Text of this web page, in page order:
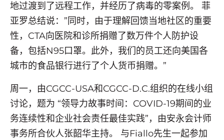
地过渡到了远程工作，并经历了病毒的零案例。 菲
亚罗总结说：”同时，由于理解回馈当地社区的重要
性，CTA向医院和诊所捐赠了数万件个人防护设
备，包括N95口罩。此外，我们的员工还向美国各
城市的食品银行进行了个人货币捐赠。”
周一，由CGCC-USA和CGCC-D.C.组织的在线小组
讨论，题为 “领导力故事时间：COVID-19期间的业
务连续性和企业社会责任最佳实践”，由安永会计师
事务所合伙人张韶华主持。 与Fiallo先生一起参加